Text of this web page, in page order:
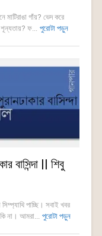
গাঁয়? ভেদ করে
শূন্যতায়? ফ... পুরোটা পড়ুন
বাসিন্দা || শিবু
সিম্প্যাথি পাচ্ছি। সবাই খবর
না। আমরা... পুরোটা পড়ুন